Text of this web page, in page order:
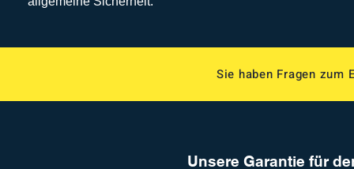
Sie haben Fragen zum
Unsere Garantie für